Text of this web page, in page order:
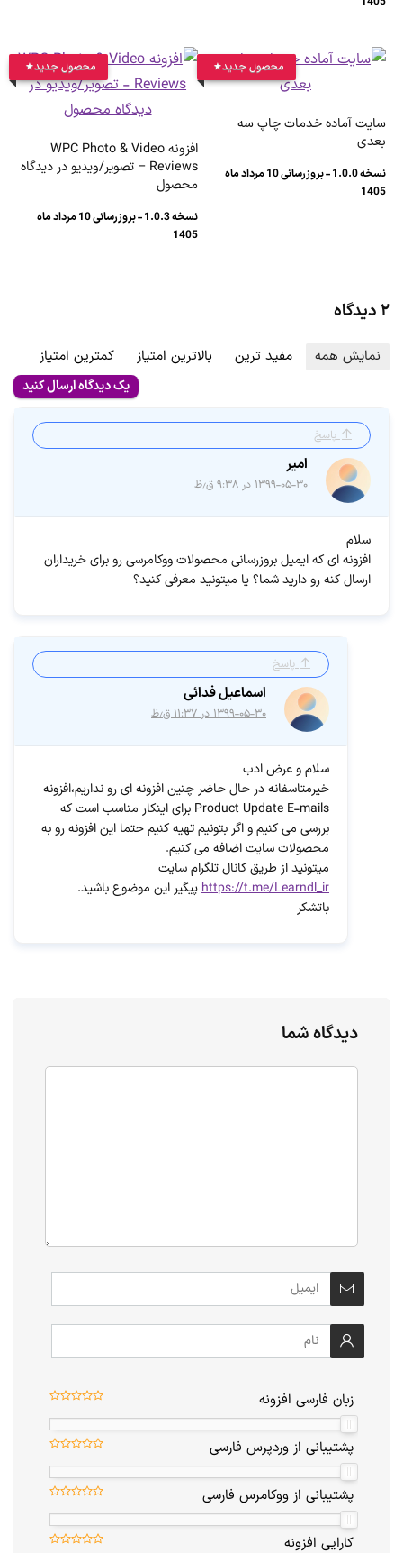
محصول جدید
سایت آماده خدمات چاپ سه
بعدی
نسخه 1.0.0 - بروزرسانی 10 مرداد ماه
1405
محصول جدید
افزونه WPC Photo & Video
Reviews – تصویر/ویدیو در دیدگاه
محصول
نسخه 1.0.3 - بروزرسانی 10 مرداد ماه
1405
۲ دیدگاه
نمایش همه مفید ترین بالاترین امتیاز کمترین امتیاز
یک دیدگاه ارسال کنید
پاسخ
امیر
۱۳۹۹-۰۵-۳۰ در ۹:۳۸ ق٫ظ
سلام
افزونه ای که ایمیل بروزرسانی محصولات ووکامرسی رو برای خریداران
ارسال کنه رو دارید شما؟ یا میتونید معرفی کنید؟
پاسخ
اسماعیل فدائی
۱۳۹۹-۰۵-۳۰ در ۱۱:۳۷ ق٫ظ
سلام و عرض ادب
خیرمتاسفانه در حال حاضر چنین افزونه ای رو نداریم،افزونه
Product Update E-mails برای اینکار مناسب است که
بررسی می کنیم و اگر بتونیم تهیه کنیم حتما این افزونه رو به
محصولات سایت اضافه می کنیم.
میتونید از طریق کانال تلگرام سایت
https://t.me/Learndl_irپیگیر این موضوع باشید.
باتشکر
دیدگاه شما
زبان فارسی افزونه
پشتیبانی از وردپرس فارسی
پشتیبانی از ووکامرس فارسی
کارایی افزونه